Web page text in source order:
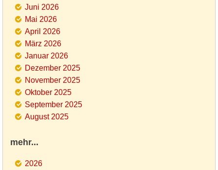
Juni 2026
Mai 2026
April 2026
März 2026
Januar 2026
Dezember 2025
November 2025
Oktober 2025
September 2025
August 2025
mehr...
2026